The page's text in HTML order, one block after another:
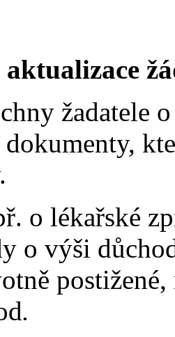
žadatele
o lékařské
o výši
.